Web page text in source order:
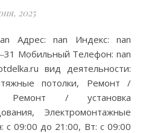
2025
Мобильный Телефон: nan
вид деятельности:
потолки, Ремонт /
Ремонт / установка
Электромонтажные
09:00 до 21:00, Вт: с 09:00